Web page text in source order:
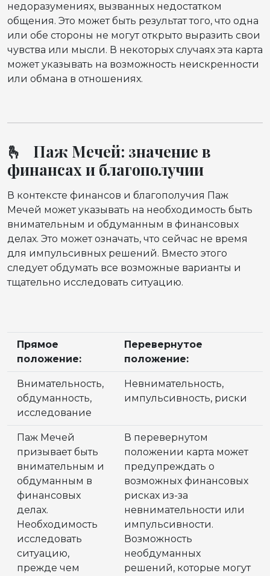
недоразумениях, вызванных недостатком
общения. Это может быть результат того, что одна
или обе стороны не могут открыто выразить свои
чувства или мысли. В некоторых случаях эта карта
может указывать на возможность неискренности
или обмана в отношениях.
🫰 Паж Мечей: значение в
финансах и благополучии
В контексте финансов и благополучия Паж
Мечей может указывать на необходимость быть
внимательным и обдуманным в финансовых
делах. Это может означать, что сейчас не время
для импульсивных решений. Вместо этого
следует обдумать все возможные варианты и
тщательно исследовать ситуацию.
Прямое
положение:
Перевернутое
положение:
Внимательность,
обдуманность,
исследование
Невнимательность,
импульсивность, риски
Паж Мечей
призывает быть
внимательным и
обдуманным в
финансовых
делах.
Необходимость
исследовать
ситуацию,
прежде чем
В перевернутом
положении карта может
предупреждать о
возможных финансовых
рисках из-за
невнимательности или
импульсивности.
Возможность
необдуманных
решений, которые могут